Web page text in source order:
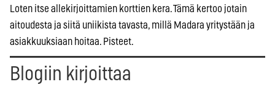
Loten itse allekirjoittamien korttien kera. Tämä kertoo jotain
aitoudesta ja siitä uniikista tavasta, millä Madara yritystään ja
asiakkuuksiaan hoitaa. Pisteet.
Blogiin kirjoittaa